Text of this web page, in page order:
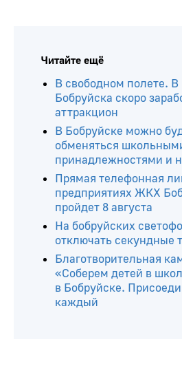
Читайте ещё
В свободном полете. В
Бобруйска скоро
аттракцион
В Бобруйске можно
обменяться
принадлежностями и
Прямая телефонная
предприятиях ЖКХ
пройдет 8 августа
На бобруйских
отключать секундные
Благотворительная
«Соберем детей в
в Бобруйске.
каждый